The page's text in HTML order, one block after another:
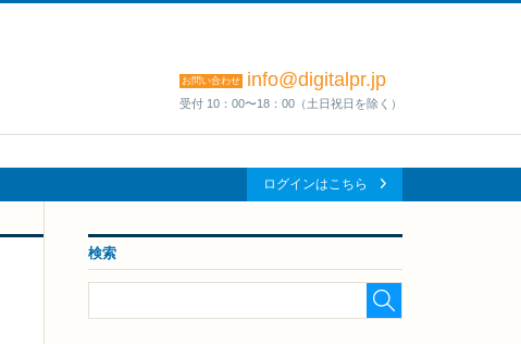
お問い合わせ info@digitalpr.jp
受付 10：00〜18：00（土日祝日を除く）
ログインはこちら
検索